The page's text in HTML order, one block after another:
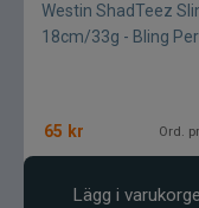
Westin ShadTeez
18cm/33g - Bling
65 kr Ord.
Lägg i